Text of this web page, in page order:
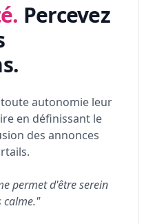
Percevez
autonomie leur
en définissant le
des annonces
permet d'être serein
calme."